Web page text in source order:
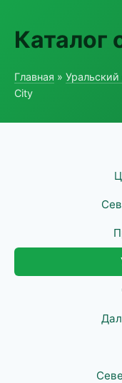
Каталог
Главная »
City